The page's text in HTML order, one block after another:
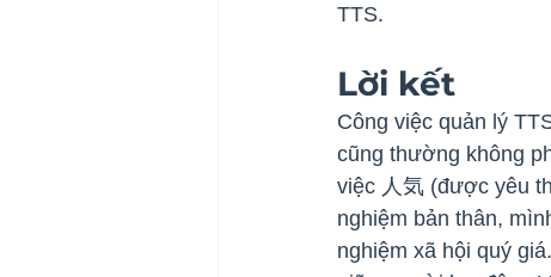
TTS.
Lời kết
Công việc quản lý
cũng thường không
việc 人気 (được yêu
nghiệm bản thân,
nghiệm xã hội quý